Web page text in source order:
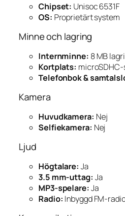
Chipset: Unisoc 6531F
OS: Proprietärt system
Minne och lagring
Internminne: 8 MB
Kortplats:
Telefonbok &
Kamera
Huvudkamera: Nej
Selfiekamera: Nej
Ljud
Högtalare: Ja
3.5 mm-uttag: Ja
MP3-spelare: Ja
Radio: Inbyggd FM-